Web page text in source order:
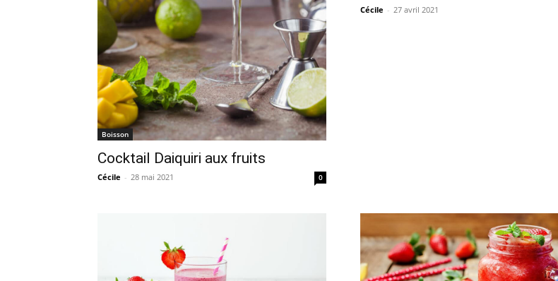
Boisson
Cocktail Daiquiri aux fruits
Cécile - 28 mai 2021 0
Cécile - 27 avril 2021